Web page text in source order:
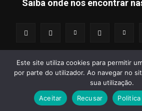
Saiba onde nos encontrar
© 2014 - 2025 Lidador Notícias. | Todos os
Termos e Condições Política de
Este site utiliza cookies para permitir
por parte do utilizador. Ao navegar no
sua utilização.
Aceitar
Recusar